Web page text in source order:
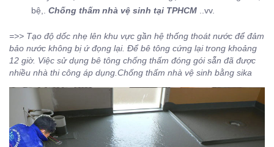
bệ,. Chống thấm nhà vệ sinh tại TPHCM ..vv.
=>> Tạo độ dốc nhẹ lên khu vực gần hệ thống thoát nước để đảm
bảo nước không bị ứ đọng lại. Để bê tông cứng lại trong khoảng
12 giờ. Việc sử dụng bê tông chống thấm đóng gói sẵn đã được
nhiều nhà thi công áp dụng.Chống thấm nhà vệ sinh bằng sika